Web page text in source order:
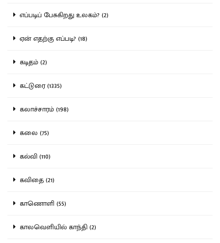
எப்படிப் பேசுகிறது உலகம்? (2)
ஏன் எதற்கு எப்படி? (18)
கடிதம் (2)
கட்டுரை (1335)
கலாச்சாரம் (198)
கலை (75)
கல்வி (110)
கவிதை (21)
காணொளி (55)
காலவெளியில் காந்தி (2)